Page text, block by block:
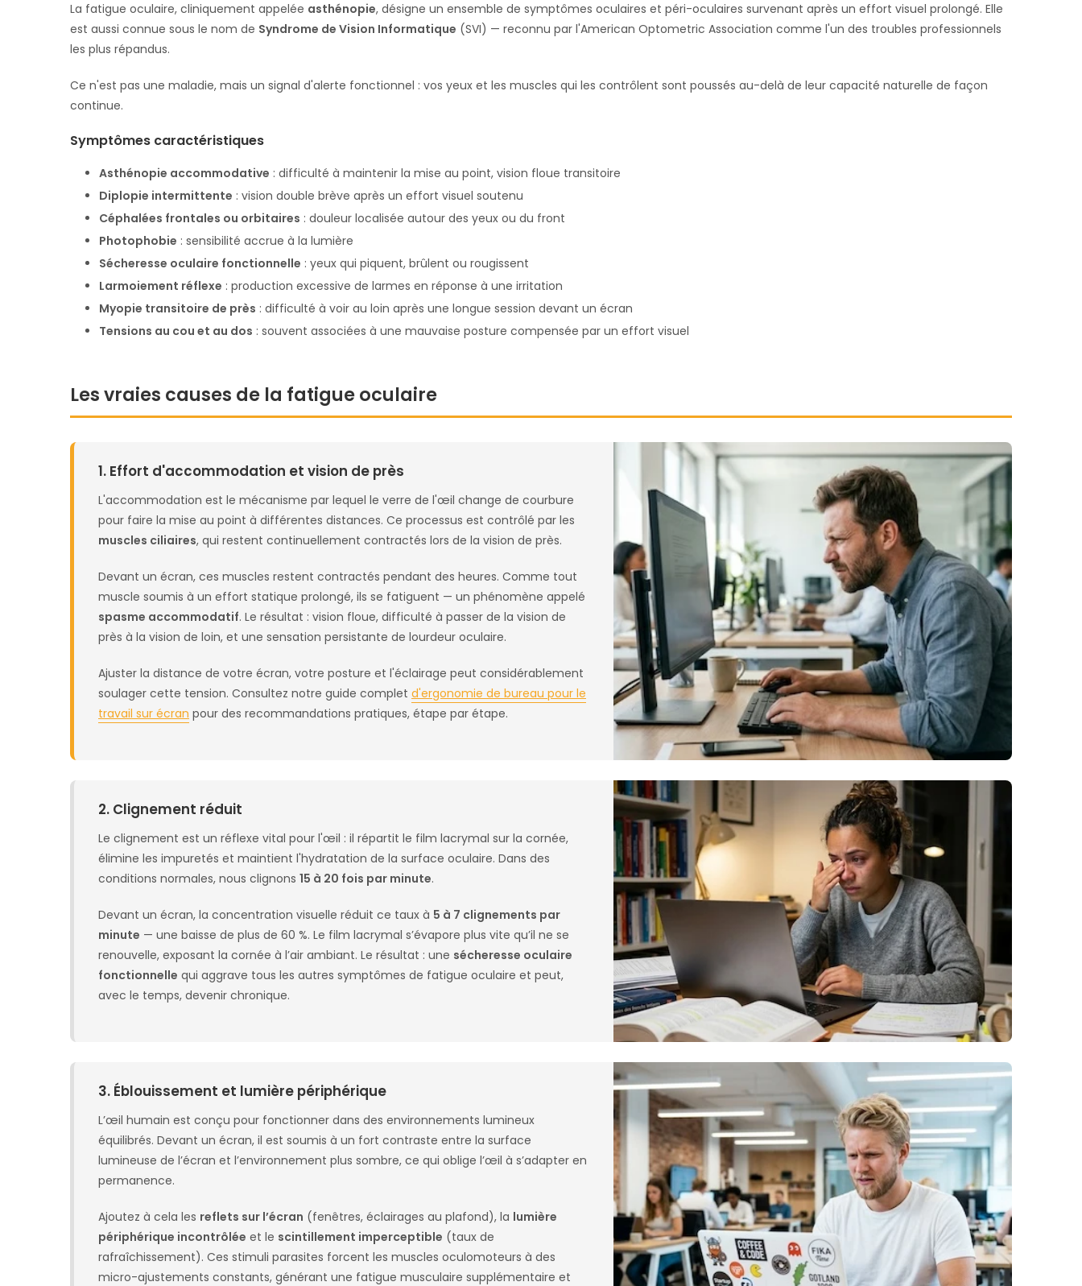
La fatigue oculaire, cliniquement appelée asthénopie, désigne un ensemble de symptômes oculaires et péri-oculaires survenant après un effort visuel prolongé. Elle
est aussi connue sous le nom de Syndrome de Vision Informatique (SVI) — reconnu par l'American Optometric Association comme l'un des troubles professionnels
les plus répandus.
Ce n'est pas une maladie, mais un signal d'alerte fonctionnel : vos yeux et les muscles qui les contrôlent sont poussés au-delà de leur capacité naturelle de façon
continue.
Symptômes caractéristiques
Asthénopie accommodative : difficulté à maintenir la mise au point, vision floue transitoire
Diplopie intermittente : vision double brève après un effort visuel soutenu
Céphalées frontales ou orbitaires : douleur localisée autour des yeux ou du front
Photophobie : sensibilité accrue à la lumière
Sécheresse oculaire fonctionnelle : yeux qui piquent, brûlent ou rougissent
Larmoiement réflexe : production excessive de larmes en réponse à une irritation
Myopie transitoire de près : difficulté à voir au loin après une longue session devant un écran
Tensions au cou et au dos : souvent associées à une mauvaise posture compensée par un effort visuel
Les vraies causes de la fatigue oculaire
1. Effort d'accommodation et vision de près
L'accommodation est le mécanisme par lequel le verre de l'œil change de courbure
pour faire la mise au point à différentes distances. Ce processus est contrôlé par les
muscles ciliaires, qui restent continuellement contractés lors de la vision de près.
Devant un écran, ces muscles restent contractés pendant des heures. Comme tout
muscle soumis à un effort statique prolongé, ils se fatiguent — un phénomène appelé
spasme accommodatif. Le résultat : vision floue, difficulté à passer de la vision de
près à la vision de loin, et une sensation persistante de lourdeur oculaire.
Ajuster la distance de votre écran, votre posture et l'éclairage peut considérablement
soulager cette tension. Consultez notre guide complet d'ergonomie de bureau pour le
travail sur écran pour des recommandations pratiques, étape par étape.
2. Clignement réduit
Le clignement est un réflexe vital pour l'œil : il répartit le film lacrymal sur la cornée,
élimine les impuretés et maintient l'hydratation de la surface oculaire. Dans des
conditions normales, nous clignons 15 à 20 fois par minute.
Devant un écran, la concentration visuelle réduit ce taux à 5 à 7 clignements par
minute — une baisse de plus de 60 %. Le film lacrymal s’évapore plus vite qu’il ne se
renouvelle, exposant la cornée à l’air ambiant. Le résultat : une sécheresse oculaire
fonctionnelle qui aggrave tous les autres symptômes de fatigue oculaire et peut,
avec le temps, devenir chronique.
3. Éblouissement et lumière périphérique
L’œil humain est conçu pour fonctionner dans des environnements lumineux
équilibrés. Devant un écran, il est soumis à un fort contraste entre la surface
lumineuse de l’écran et l’environnement plus sombre, ce qui oblige l’œil à s’adapter en
permanence.
Ajoutez à cela les reflets sur l’écran (fenêtres, éclairages au plafond), la lumière
périphérique incontrôlée et le scintillement imperceptible (taux de
rafraîchissement). Ces stimuli parasites forcent les muscles oculomoteurs à des
micro-ajustements constants, générant une fatigue musculaire supplémentaire et